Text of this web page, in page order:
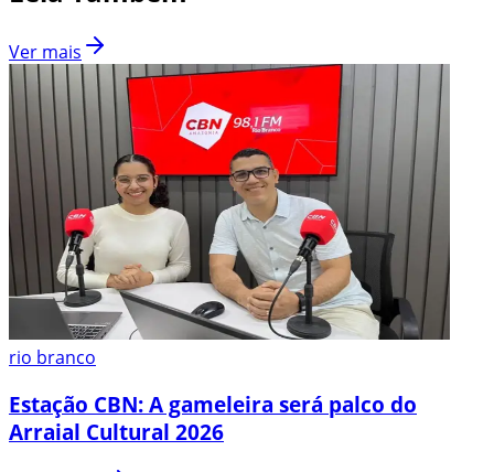
Ver mais
rio branco
Estação CBN: A gameleira será palco do
Arraial Cultural 2026